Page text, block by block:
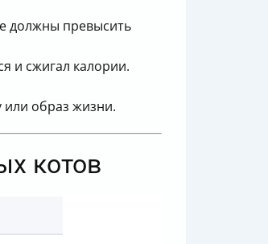
должны превысить
и сжигал калории.
или образ жизни.
котов